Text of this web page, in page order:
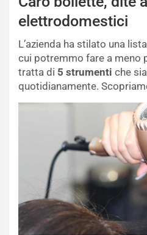
elettrodomestici
L’azienda ha stilato una
cui potremmo fare a meno
tratta di 5 strumenti che
quotidianamente.